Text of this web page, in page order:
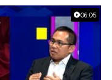
06:05